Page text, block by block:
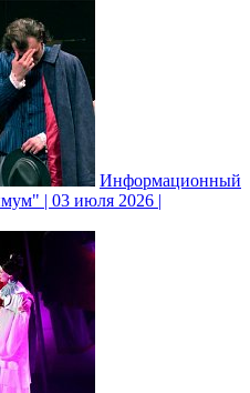
Информационный
| 03 июля 2026 |